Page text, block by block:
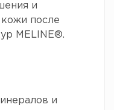
и
кожи после
MELINE®.
и